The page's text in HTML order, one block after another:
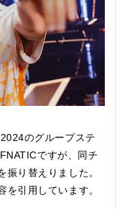
のグループステ
ですが、同チ
振り替えりました。
を引用しています。